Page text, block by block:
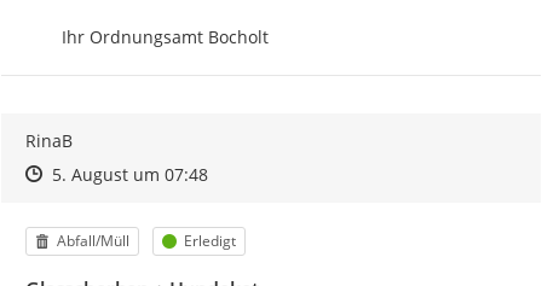
Ihr Ordnungsamt Bocholt
RinaB
Zeitpunkt des Erstellens
Zeitpunkt des Erstellens
5. August um 07:48Zur Äußerung
Kategorie
Abfall/Müll Status
Erledigt